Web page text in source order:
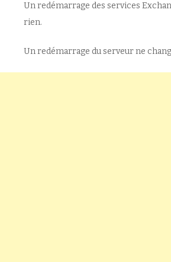
Un redémarrage des services
rien.
Un redémarrage du serveur ne